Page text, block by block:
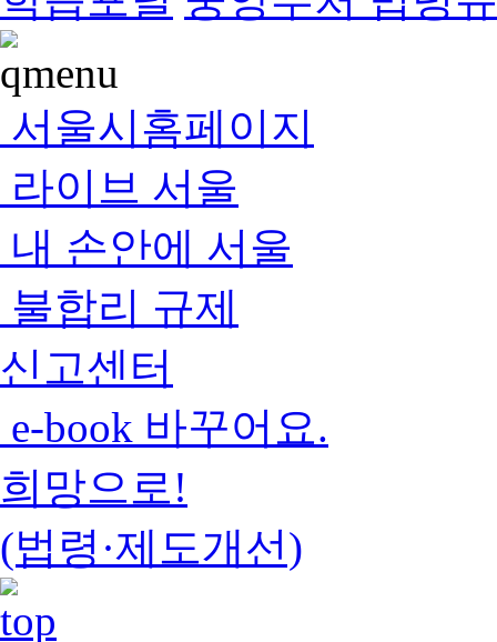
서울시홈페이지
라이브 서울
내 손안에 서울
불합리 규제
신고센터
e-book 바꾸어요.
희망으로!
(법령·제도개선)